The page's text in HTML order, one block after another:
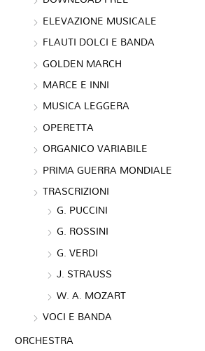
ELEVAZIONE MUSICALE
FLAUTI DOLCI E BANDA
GOLDEN MARCH
MARCE E INNI
MUSICA LEGGERA
OPERETTA
ORGANICO VARIABILE
PRIMA GUERRA MONDIALE
TRASCRIZIONI
G. PUCCINI
G. ROSSINI
G. VERDI
J. STRAUSS
W. A. MOZART
VOCI E BANDA
ORCHESTRA